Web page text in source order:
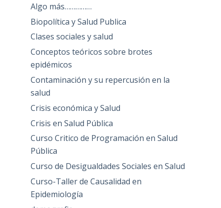
Algo más……………
Biopolítica y Salud Publica
Clases sociales y salud
Conceptos teóricos sobre brotes
epidémicos
Contaminación y su repercusión en la
salud
Crisis económica y Salud
Crisis en Salud Pública
Curso Critico de Programación en Salud
Pública
Curso de Desigualdades Sociales en Salud
Curso-Taller de Causalidad en
Epidemiología